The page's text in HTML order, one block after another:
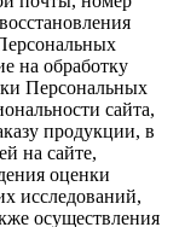
на обработку
Персональных
сайта,
продукции, в
на сайте,
оценки
исследований,
осуществления